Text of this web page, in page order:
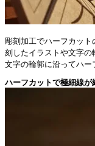
彫刻加工でハーフカッ
刻したイラストや文字
文字の輪郭に沿ってハー
ハーフカットで極細線が